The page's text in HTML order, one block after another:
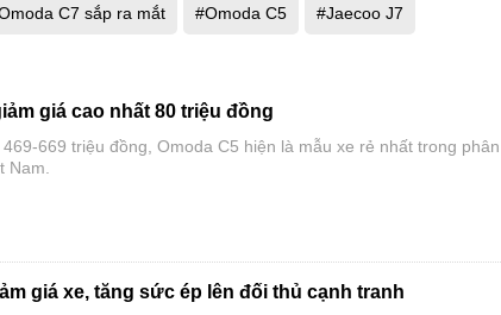
C7 sắp ra mắt #Omoda C5 #Jaecoo J7
giá cao nhất 80 triệu đồng
669 triệu đồng, Omoda C5 hiện là mẫu xe rẻ nhất trong phân
Nam.
giá xe, tăng sức ép lên đối thủ cạnh tranh